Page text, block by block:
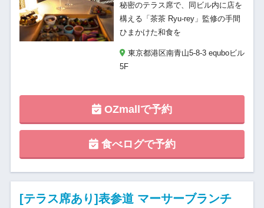
秘密のテラス席で、同ビル内に店を
構える「茶茶 Ryu-rey」監修の手間
ひまかけた和食を
東京都港区南青山5-8-3 equboビル
5F
OZmallで予約
食べログで予約
[テラス席あり]表参道 マーサーブランチ